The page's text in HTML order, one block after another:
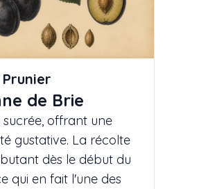
Prunier
de Brie
sucrée, offrant une
gustative. La récolte
dès le début du
qui en fait l'une des